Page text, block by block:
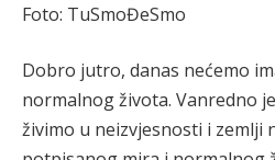
Foto: TuSmoĐeSmo
Dobro jutro, danas nećemo
normalnog života. Vanredno
živimo u neizvjesnosti i zemlji